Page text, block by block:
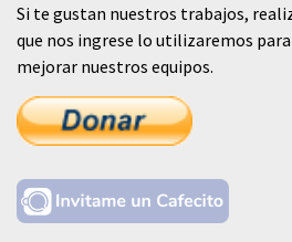
Si te gustan nuestros trabajos,
que nos ingrese lo utilizaremos
mejorar nuestros equipos.